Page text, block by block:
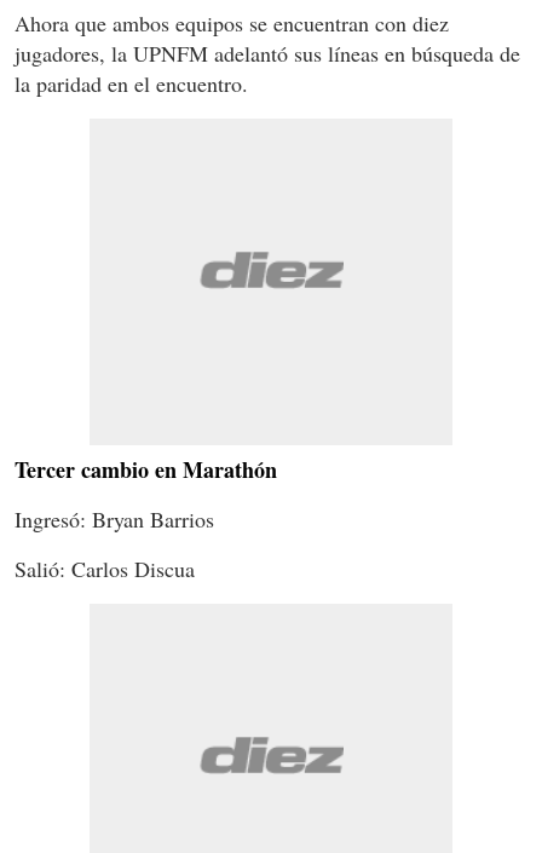
Ahora que ambos equipos se encuentran con diez
jugadores, la UPNFM adelantó sus líneas en búsqueda de
la paridad en el encuentro.
Tercer cambio en Marathón
Ingresó: Bryan Barrios
Salió: Carlos Discua